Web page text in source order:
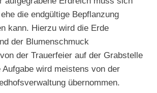
die endgültige Bepflanzung
kann. Hierzu wird die Erde
der Blumenschmuck
der Trauerfeier auf der Grabstelle
wird meistens von der
übernommen.